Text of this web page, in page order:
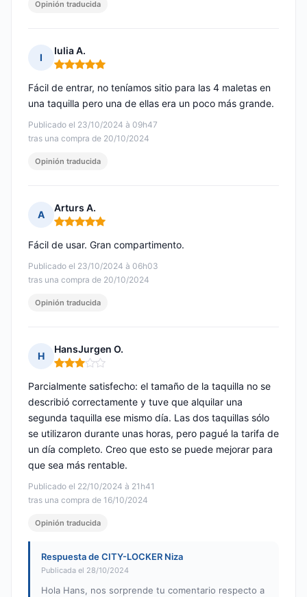
Opinión traducida
I
Iulia A.
Nota: 5 de 5
Publicado el 23/10/2024 à 09h47
tras una compra de 20/10/2024
Fácil de entrar, no teníamos sitio para las 4 maletas en
una taquilla pero una de ellas era un poco más grande.
Opinión traducida
A
Arturs A.
Nota: 5 de 5
Publicado el 23/10/2024 à 06h03
tras una compra de 20/10/2024
Fácil de usar. Gran compartimento.
Opinión traducida
H
HansJurgen O.
Nota: 3 de 5
Publicado el 22/10/2024 à 21h41
tras una compra de 16/10/2024
Parcialmente satisfecho: el tamaño de la taquilla no se
describió correctamente y tuve que alquilar una
segunda taquilla ese mismo día. Las dos taquillas sólo
se utilizaron durante unas horas, pero pagué la tarifa de
un día completo. Creo que esto se puede mejorar para
que sea más rentable.
Opinión traducida
Respuesta de CITY-LOCKER Niza
Publicada el 28/10/2024
Hola Hans, nos sorprende tu comentario respecto a